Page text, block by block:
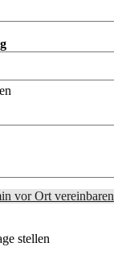
vor Ort vereinbaren
stellen